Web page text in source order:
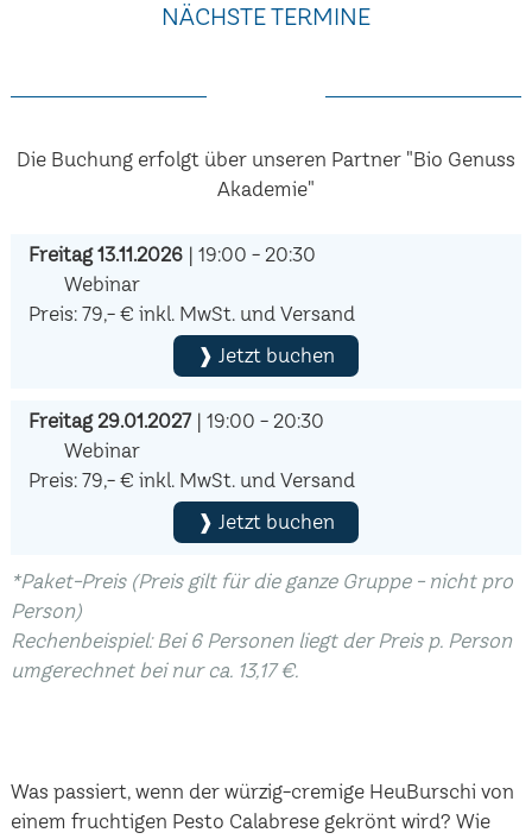
NÄCHSTE TERMINE
Die Buchung erfolgt über unseren Partner "Bio Genuss
Akademie"
Freitag 13.11.2026| 19:00 - 20:30
Webinar
Preis: 79,- € inkl. MwSt. und Versand
❱ Jetzt buchen
Freitag 29.01.2027| 19:00 - 20:30
Webinar
Preis: 79,- € inkl. MwSt. und Versand
❱ Jetzt buchen
*Paket-Preis (Preis gilt für die ganze Gruppe - nicht pro
Person)
Rechenbeispiel: Bei 6 Personen liegt der Preis p. Person
umgerechnet bei nur ca. 13,17 €.
Was passiert, wenn der würzig-cremige HeuBurschi von
einem fruchtigen Pesto Calabrese gekrönt wird? Wie